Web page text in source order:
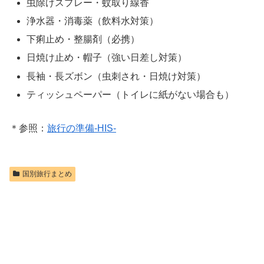
虫除けスプレー・蚊取り線香
浄水器・消毒薬（飲料水対策）
下痢止め・整腸剤（必携）
日焼け止め・帽子（強い日差し対策）
長袖・長ズボン（虫刺され・日焼け対策）
ティッシュペーパー（トイレに紙がない場合も）
＊参照： 旅行の準備-HIS-
国別旅行まとめ